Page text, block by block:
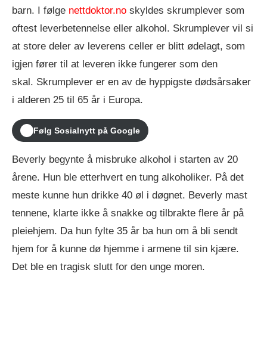
barn. I følge nettdoktor.no skyldes skrumplever som
oftest leverbetennelse eller alkohol. Skrumplever vil si
at store deler av leverens celler er blitt ødelagt, som
igjen fører til at leveren ikke fungerer som den
skal. Skrumplever er en av de hyppigste dødsårsaker
i alderen 25 til 65 år i Europa.
Følg Sosialnytt på Google
Beverly begynte å misbruke alkohol i starten av 20
årene. Hun ble etterhvert en tung alkoholiker. På det
meste kunne hun drikke 40 øl i døgnet. Beverly mast
tennene, klarte ikke å snakke og tilbrakte flere år på
pleiehjem. Da hun fylte 35 år ba hun om å bli sendt
hjem for å kunne dø hjemme i armene til sin kjære.
Det ble en tragisk slutt for den unge moren.